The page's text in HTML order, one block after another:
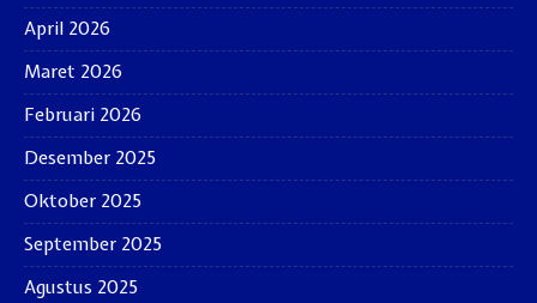
April 2026
Maret 2026
Februari 2026
Desember 2025
Oktober 2025
September 2025
Agustus 2025